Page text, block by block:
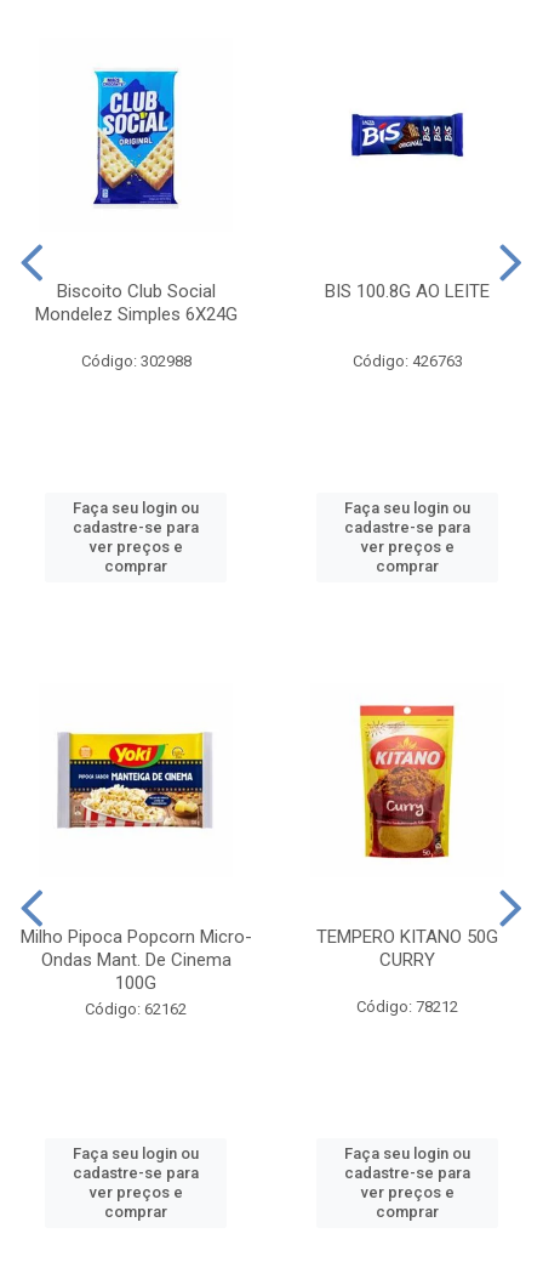
Biscoito Club Social
Mondelez Simples 6X24G
Código: 302988
Faça seu login ou
cadastre-se para
ver preços e
comprar
BIS 100.8G AO LEITE
Código: 426763
Faça seu login ou
cadastre-se para
ver preços e
comprar
Milho Pipoca Popcorn Micro-
Ondas Mant. De Cinema
100G
Código: 62162
Faça seu login ou
cadastre-se para
ver preços e
comprar
TEMPERO KITANO 50G
CURRY
Código: 78212
Faça seu login ou
cadastre-se para
ver preços e
comprar